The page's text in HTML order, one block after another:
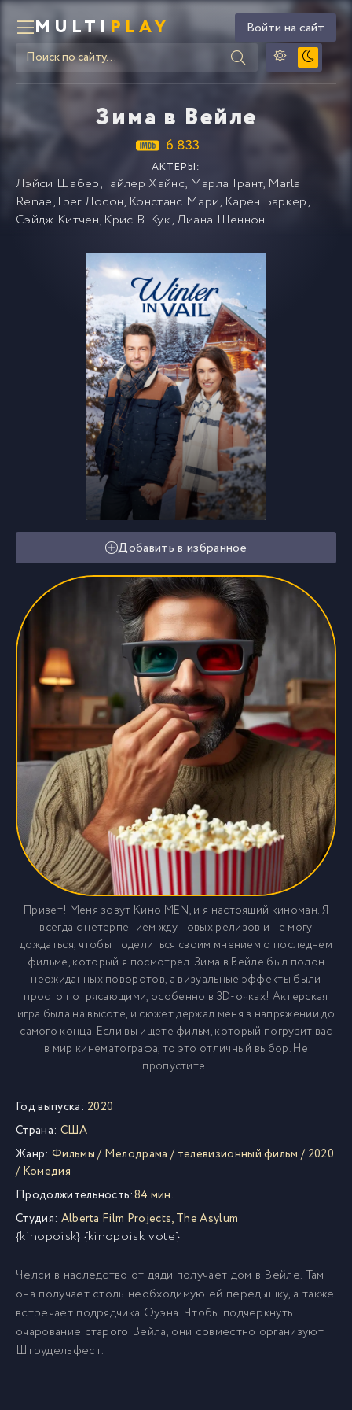
MULTIPLAY Войти на сайт
Зима в Вейле
6.833
АКТЕРЫ:
Лэйси Шабер,Тайлер Хайнс, Марла Грант, Marla
Renae, Грег Лосон, Констанс Мари, Карен Баркер,
Сэйдж Китчен, Крис В. Кук,Лиана Шеннон
Добавить в избранное
Привет! Меня зовут Кино MEN, и я настоящий киноман. Я
всегда с нетерпением жду новых релизов и не могу
дождаться, чтобы поделиться своим мнением о последнем
фильме, который я посмотрел. Зима в Вейле был полон
неожиданных поворотов, а визуальные эффекты были
просто потрясающими, особенно в 3D-очках! Актерская
игра была на высоте, и сюжет держал меня в напряжении до
самого конца. Если вы ищете фильм, который погрузит вас
в мир кинематографа, то это отличный выбор. Не
пропустите!
Год выпуска: 2020
Страна: США
Жанр: Фильмы/ Мелодрама / телевизионный фильм / 2020
/ Комедия
Продолжительность:84 мин.
Студия: Alberta Film Projects,The Asylum
{kinopoisk} {kinopoisk_vote}
Челси в наследство от дяди получает дом в Вейле. Там
она получает столь необходимую ей передышку, а также
встречает подрядчика Оуэна. Чтобы подчеркнуть
очарование старого Вейла, они совместно организуют
Штрудельфест.